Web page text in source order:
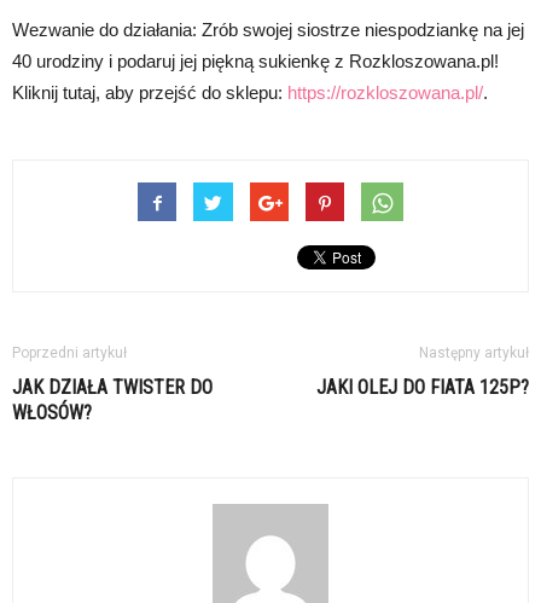
Wezwanie do działania: Zrób swojej siostrze niespodziankę na jej
40 urodziny i podaruj jej piękną sukienkę z Rozkloszowana.pl!
Kliknij tutaj, aby przejść do sklepu: https://rozkloszowana.pl/.
Poprzedni artykuł
JAK DZIAŁA TWISTER DO
WŁOSÓW?
Następny artykuł
JAKI OLEJ DO FIATA 125P?